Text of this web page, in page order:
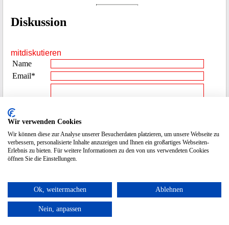
Diskussion
mitdiskutieren
Name
Email*
Beitrag**
Spamcode
eingeben
5865
* die Emailadresse wird nicht veröffentlicht.
Datenschutz / Impressum
Wir verwenden Cookies
Wir können diese zur Analyse unserer Besucherdaten platzieren, um unsere Webseite zu
verbessern, personalisierte Inhalte anzuzeigen und Ihnen ein großartiges Webseiten-
Erlebnis zu bieten. Für weitere Informationen zu den von uns verwendeten Cookies
öffnen Sie die Einstellungen.
Ok, weitermachen Ablehnen
Nein, anpassen